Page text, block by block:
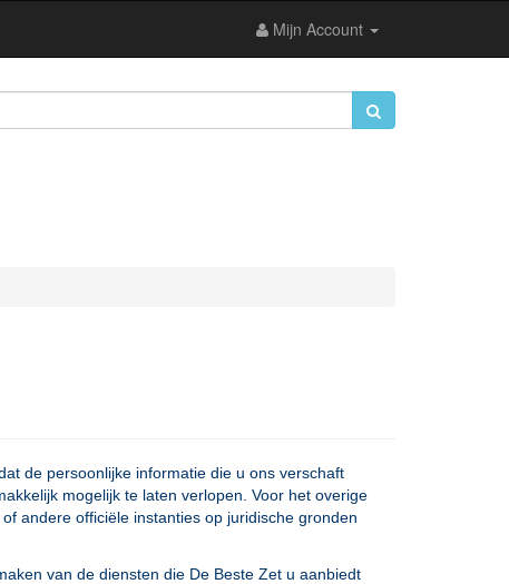
Mijn Account
de persoonlijke informatie die u ons verschaft
mogelijk te laten verlopen. Voor het overige
andere officiële instanties op juridische gronden
van de diensten die De Beste Zet u aanbiedt